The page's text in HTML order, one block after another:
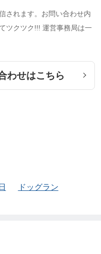
されます。お問い合わせ内
ツクツク!!! 運営事務局は一
わせはこちら
ドッグラン